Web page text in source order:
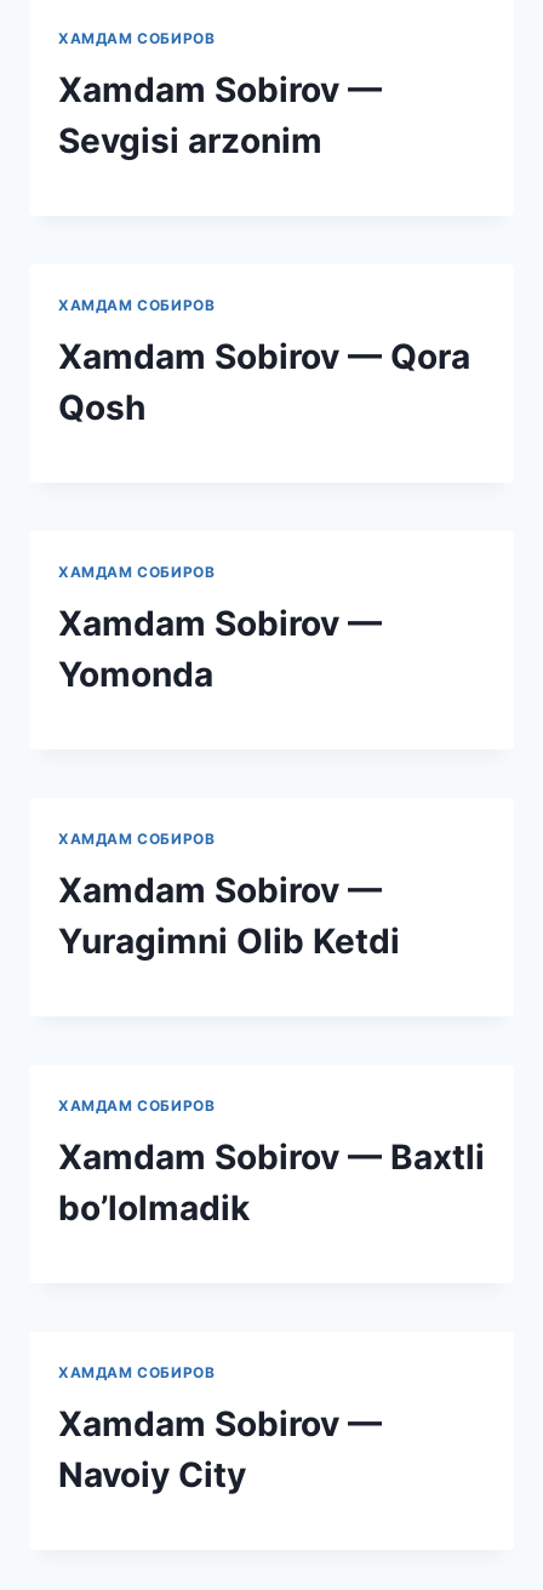
ХАМДАМ СОБИРОВ
Xamdam Sobirov —
Sevgisi arzonim
ХАМДАМ СОБИРОВ
Xamdam Sobirov — Qora
Qosh
ХАМДАМ СОБИРОВ
Xamdam Sobirov —
Yomonda
ХАМДАМ СОБИРОВ
Xamdam Sobirov —
Yuragimni Olib Ketdi
ХАМДАМ СОБИРОВ
Xamdam Sobirov — Baxtli
bo’lolmadik
ХАМДАМ СОБИРОВ
Xamdam Sobirov —
Navoiy City